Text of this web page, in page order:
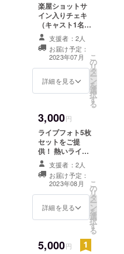
楽屋ショットサ
イン入りチェキ
（キャスト1名指
名可能） お好き
な出演者のサイ
ン入り楽屋チェ
キを当日受付に
てお渡し！ ご指
名キャストを備
Yuka(Les.R)・
藤井奈々・森岡
朋奈・中島舞
香・松野浩介・
中原和宏・
RIA・大迫可菜
実・水越嗣美・
山田奈保・森岡
里世・西家貴絵
姥山莉音・鳴島
唯莉・一萬田心
都・大田樹里・
川幹
支援者：2人
お届け予定：
2023年07月
詳細を見る
こ
の
リ
タ
ー
ン
を
選
択
す
る
3,000円
ライブフォト5枚
セットをご提
供！ 熱いライブ
の様子を撮影し
たライブフォト
（L版サイズ5枚
セット）を後
日、ご自宅に郵
送させていただ
支援者：2人
お届け予定：
2023年08月
詳細を見る
こ
の
リ
タ
ー
ン
を
選
択
す
る
5,000円